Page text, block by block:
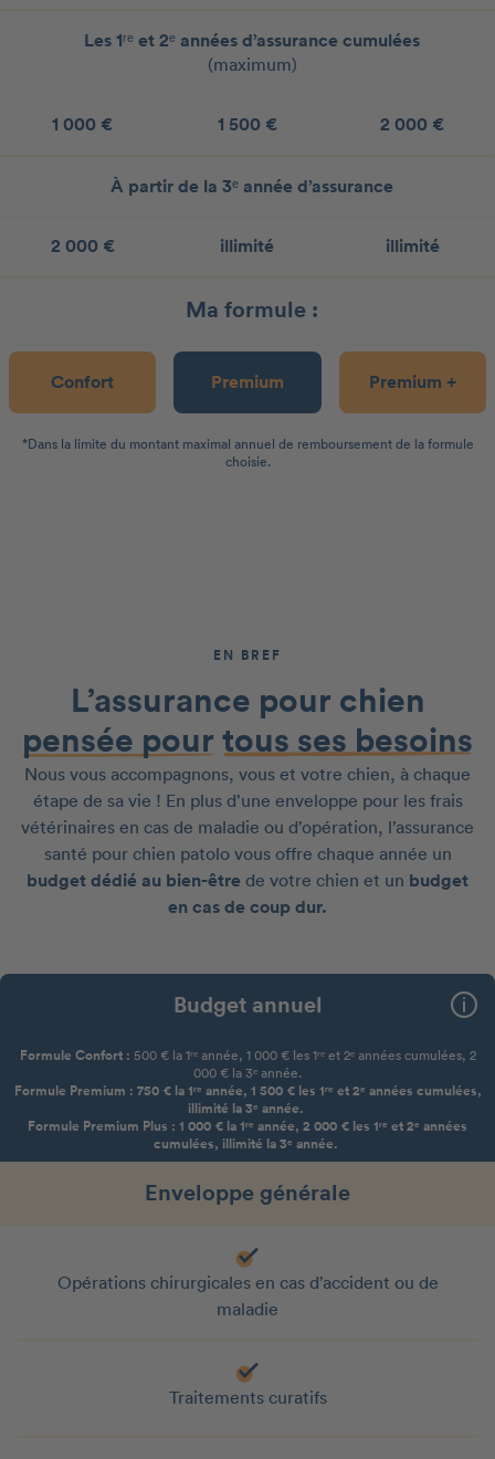
Les 1ʳᵉ et 2ᵉ années d’assurance cumulées
(maximum)
1 000 € 1 500 € 2 000 €
À partir de la 3ᵉ année d’assurance
2 000 € illimité illimité
Ma formule :
Confort Premium Premium +
*Dans la limite du montant maximal annuel de remboursement de la formule
choisie.
EN BREF
L’assurance pour chien
pensée pour tous ses besoins
Nous vous accompagnons, vous et votre chien, à chaque
étape de sa vie ! En plus d’une enveloppe pour les frais
vétérinaires en cas de maladie ou d’opération, l’assurance
santé pour chien patolo vous offre chaque année un
budget dédié au bien-être de votre chien et un budget
en cas de coup dur.
Budget annuel
Formule Confort : 500 € la 1ʳᵉ année, 1 000 € les 1ʳᵉ et 2ᵉ années cumulées, 2
000 € la 3ᵉ année.
Formule Premium : 750 € la 1ʳᵉ année, 1 500 € les 1ʳᵉ et 2ᵉ années cumulées,
illimité la 3ᵉ année.
Formule Premium Plus : 1 000 € la 1ʳᵉ année, 2 000 € les 1ʳᵉ et 2ᵉ années
cumulées, illimité la 3ᵉ année.
Enveloppe générale
Opérations chirurgicales en cas d’accident ou de
maladie
Traitements curatifs